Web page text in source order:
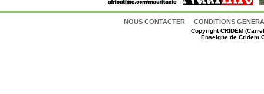
NOUS CONTACTER CONDITIONS
CopyrightCRIDEM
Enseigne de Cridem